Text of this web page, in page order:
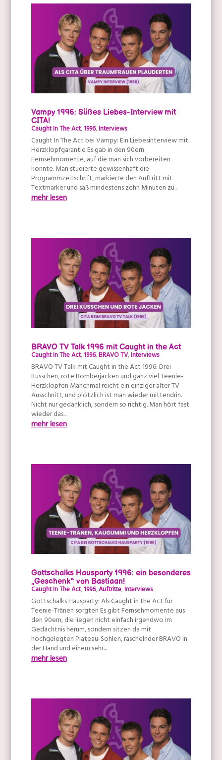
Vampy 1996: Süßes Liebes-Interview mit
CITA!
Caught In The Act,1996,Interviews
Caught In The Act bei Vampy: Ein Liebesinterview mit
Herzklopfgarantie Es gab in den 90ern
Fernsehmomente, auf die man sich vorbereiten
konnte. Man studierte gewissenhaft die
Programmzeitschrift, markierte den Auftritt mit
Textmarker und saß mindestens zehn Minuten zu...
mehr lesen
BRAVO TV Talk 1996 mit Caught in the Act
Caught In The Act,1996,BRAVO TV,Interviews
BRAVO TV Talk mit Caught in the Act 1996: Drei
Küsschen, rote Bomberjacken und ganz viel Teenie-
Herzklopfen Manchmal reicht ein einziger alter TV-
Ausschnitt, und plötzlich ist man wieder mittendrin.
Nicht nur gedanklich, sondern so richtig. Man hört fast
wieder das...
mehr lesen
Gottschalks Hausparty 1996: ein besonderes
„Geschenk“ von Bastiaan!
Caught In The Act,1996,Auftritte,Interviews
Gottschalks Hausparty: Als Caught in the Act für
Teenie-Tränen sorgten Es gibt Fernsehmomente aus
den 90ern, die liegen nicht einfach irgendwo im
Gedächtnis herum, sondern sitzen da mit
hochgelegten Plateau-Sohlen, raschelnder BRAVO in
der Hand und einem sehr...
mehr lesen